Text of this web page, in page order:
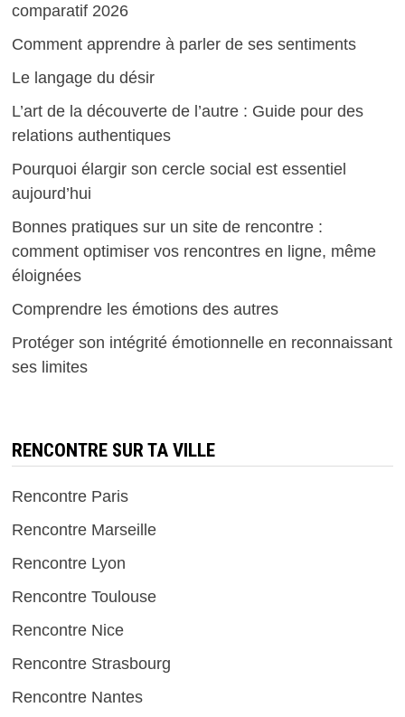
comparatif 2026
Comment apprendre à parler de ses sentiments
Le langage du désir
L’art de la découverte de l’autre : Guide pour des
relations authentiques
Pourquoi élargir son cercle social est essentiel
aujourd’hui
Bonnes pratiques sur un site de rencontre :
comment optimiser vos rencontres en ligne, même
éloignées
Comprendre les émotions des autres
Protéger son intégrité émotionnelle en reconnaissant
ses limites
RENCONTRE SUR TA VILLE
Rencontre Paris
Rencontre Marseille
Rencontre Lyon
Rencontre Toulouse
Rencontre Nice
Rencontre Strasbourg
Rencontre Nantes